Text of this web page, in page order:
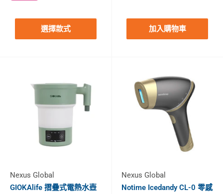
選擇款式 加入購物車
Nexus Global
GIOKAlife 摺疊式電熱水壺
Nexus Global
Notime Icedandy CL-0 零感